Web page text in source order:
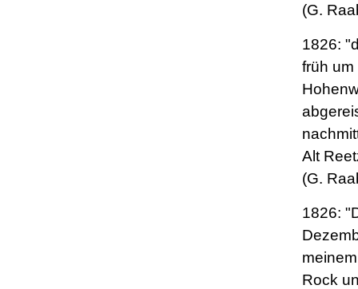
(G.
1826:
früh
Alt
(G.
1826:
Rock